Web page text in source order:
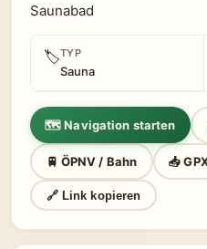
Saunabad
🏷TYP
Sauna
🗺 Navigation starten
🚆 ÖPNV / Bahn 📥
🔗 Link kopieren